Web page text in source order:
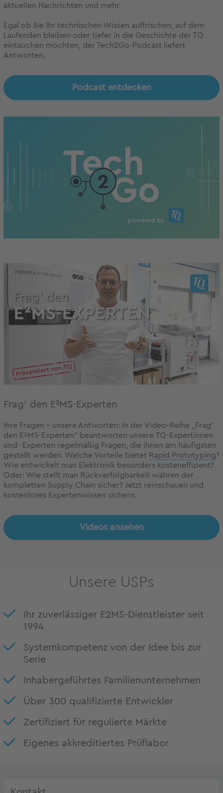
aktuellen Nachrichten und mehr.
Egal ob Sie Ihr technischen Wissen auffrischen, auf dem
Laufenden bleiben oder tiefer in die Geschichte der TQ
eintauchen möchten, der Tech2Go-Podcast liefert
Antworten.
Podcast entdecken
Frag‘ den E²MS-Experten
Ihre Fragen – unsere Antworten: In der Video-Reihe „Frag‘
den E2 MS-Experten“ beantworten unsere TQ-Expertinnen
und -Experten regelmäßig Fragen, die ihnen am häufigsten
gestellt werden. Welche Vorteile bietet Rapid Prototyping?
Wie entwickelt man Elektronik besonders kosteneffizient?
Oder: Wie stellt man Rückverfolgbarkeit währen der
kompletten Supply Chain sicher? Jetzt reinschauen und
kostenloses Expertenwissen sichern.
Videos ansehen
Unsere USPs
Ihr zuverlässiger E2MS-Dienstleister seit
1994
Systemkompetenz von der Idee bis zur
Serie
Inhabergeführtes Familienunternehmen
Über 300 qualifizierte Entwickler
Zertifiziert für regulierte Märkte
Eigenes akkreditiertes Prüflabor